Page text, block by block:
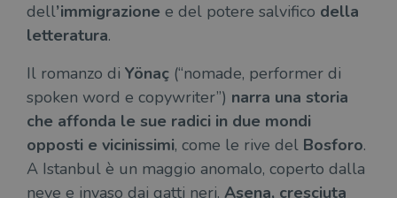
dell’immigrazione e del potere salvifico della
letteratura.
Il romanzo di Yönaç (“nomade, performer di
spoken word e copywriter”) narra una storia
che affonda le sue radici in due mondi
opposti e vicinissimi, come le rive del Bosforo.
A Istanbul è un maggio anomalo, coperto dalla
neve e invaso dai gatti neri. Asena, cresciuta